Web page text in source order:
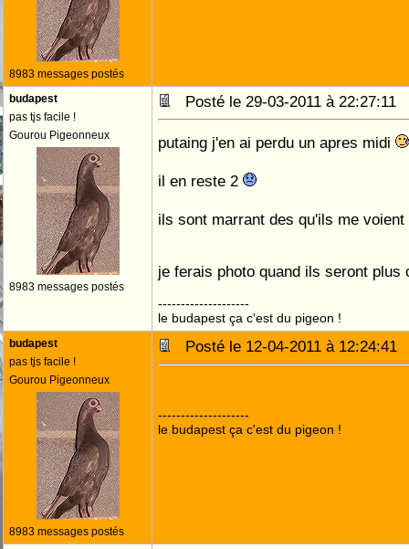
8983 messages postés
budapest
pas tjs facile !
Gourou Pigeonneux
8983 messages postés
Posté le 29-03-2011 à 22:27:11
putaing j'en ai perdu un apres midi
il en reste 2
ils sont marrant des qu'ils me
je ferais photo quand ils seront plus
--------------------
le budapest ça c'est du pigeon !
budapest
pas tjs facile !
Gourou Pigeonneux
8983 messages postés
Posté le 12-04-2011 à
--------------------
le budapest ça c'est du pigeon !